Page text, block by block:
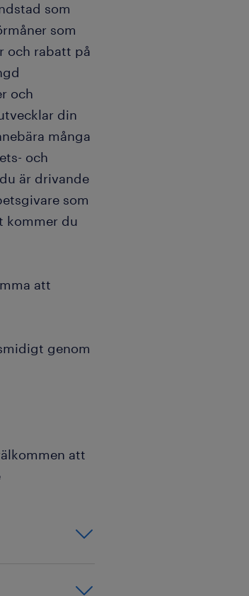
som
som
och rabatt på
och
din
många
och
är drivande
som
kommer du
att
genom
att